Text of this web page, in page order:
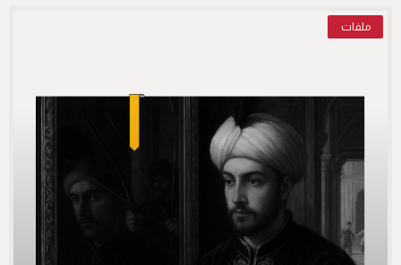
ملفات